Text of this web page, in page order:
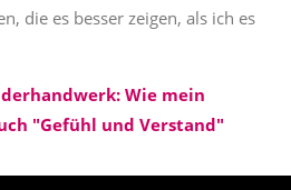
die es besser zeigen, als ich es
Wie mein
"Gefühl und Verstand"